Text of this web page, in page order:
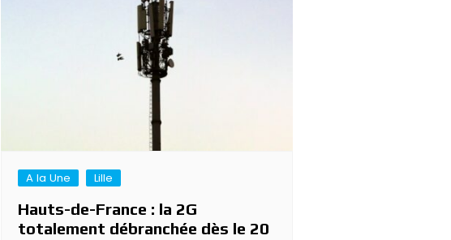
A la Une Lille
Hauts-de-France : la 2G
totalement débranchée dès le 20